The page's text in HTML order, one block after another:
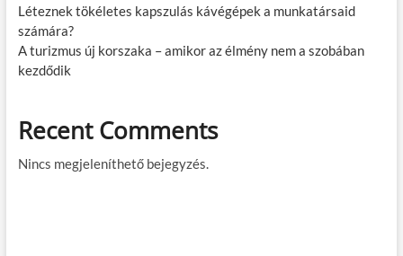
Léteznek tökéletes kapszulás kávégépek a munkatársaid
számára?
A turizmus új korszaka – amikor az élmény nem a szobában
kezdődik
Recent Comments
Nincs megjeleníthető bejegyzés.